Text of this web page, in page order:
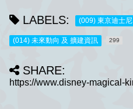
LABELS: (009) 東京迪士尼
(014) 未來動向 及 擴建資訊 299
SHARE: